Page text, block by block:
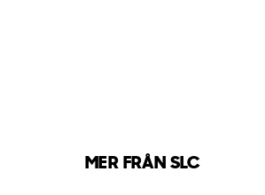
MER FRÅN SLC